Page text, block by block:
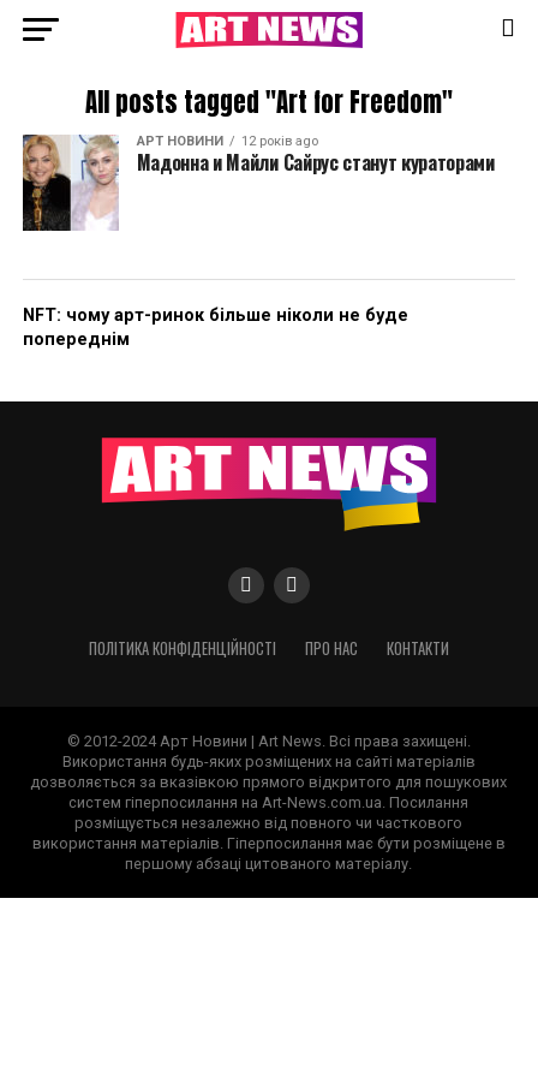
All posts tagged "Art for Freedom"
АРТ НОВИНИ 12 років ago
Мадонна и Майли Сайрус станут кураторами
NFT: чому арт-ринок більше ніколи не буде
попереднім
ПОЛІТИКА КОНФІДЕНЦІЙНОСТІ ПРО НАС КОНТАКТИ
© 2012-2024 Арт Новини | Art News. Всі права захищені.
Використання будь-яких розміщених на сайті матеріалів
дозволяється за вказівкою прямого відкритого для пошукових
систем гіперпосилання на Art-News.com.ua. Посилання
розміщується незалежно від повного чи часткового
використання матеріалів. Гіперпосилання має бути розміщене в
першому абзаці цитованого матеріалу.